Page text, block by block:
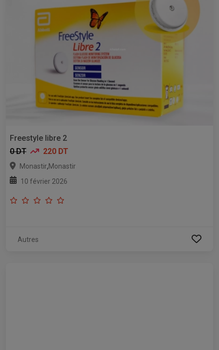
Freestyle libre 2
0 DT
220 DT
Monastir,Monastir
10 février 2026
Autres